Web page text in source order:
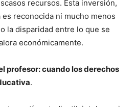
recursos. Esta inversión,
reconocida ni mucho menos
la disparidad entre lo que se
económicamente.
profesor: cuando los derechos
.